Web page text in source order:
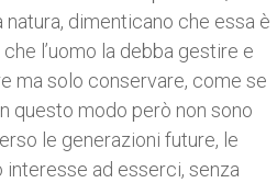
dimenticano che essa è
l’uomo la debba gestire e
ma solo conservare, come se
questo modo però non sono
le generazioni future, le
interesse ad esserci, senza